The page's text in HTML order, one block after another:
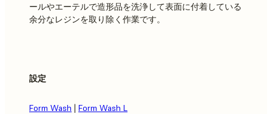
ールやエーテルで造形品を洗浄して表面に付着している
余分なレジンを取り除く作業です。
設定
Form Wash | Form Wash L